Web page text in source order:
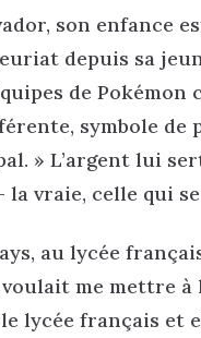
son enfance
depuis sa
de
symbole de
» L’argent lui
vraie, celle qui
au lycée
me mettre à
lycée français